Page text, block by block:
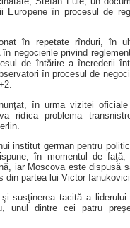
Europene în procesul de
în repetate rînduri, în
negocierile privind
de întărire a încrederii
în procesul de
în urma vizitei
ridica problema
institut german pentru
în momentul de
iar Moscova este dispusă
partea lui Victor Ianukovici.
susţinerea tacită a liderului
unul dintre cei patru